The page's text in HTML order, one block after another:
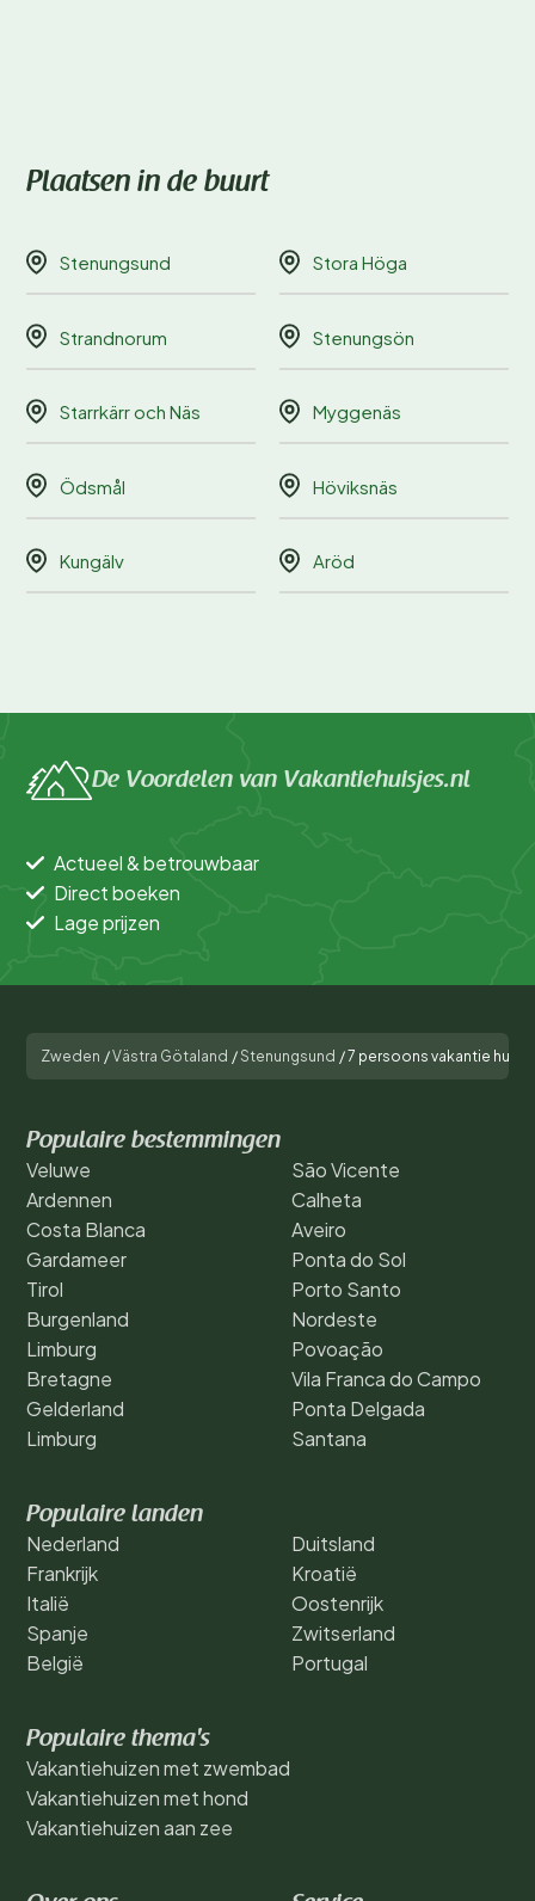
Plaatsen in de buurt
Stenungsund Stora Höga
Strandnorum Stenungsön
Starrkärr och Näs Myggenäs
Ödsmål Höviksnäs
Kungälv Aröd
De Voordelen van Vakantiehuisjes.nl
Actueel & betrouwbaar
Direct boeken
Lage prijzen
Zweden /Västra Götaland /Stenungsund /7 persoons vakantie huis
Populaire bestemmingen
Veluwe
Ardennen
Costa Blanca
Gardameer
Tirol
Burgenland
Limburg
Bretagne
Gelderland
Limburg
São Vicente
Calheta
Aveiro
Ponta do Sol
Porto Santo
Nordeste
Povoação
Vila Franca do Campo
Ponta Delgada
Santana
Populaire landen
Nederland
Frankrijk
Italië
Spanje
België
Duitsland
Kroatië
Oostenrijk
Zwitserland
Portugal
Populaire thema's
Vakantiehuizen met zwembad
Vakantiehuizen met hond
Vakantiehuizen aan zee